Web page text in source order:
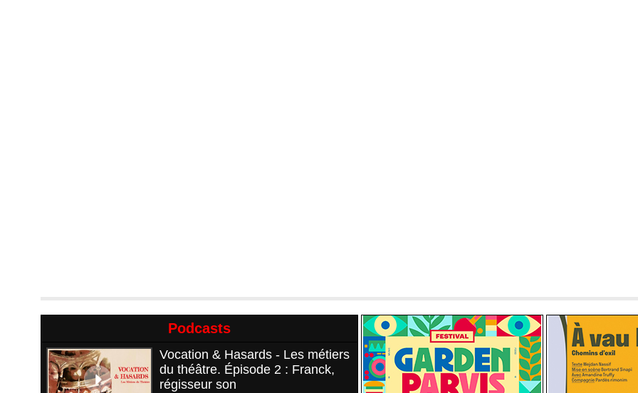
Podcasts
Vocation & Hasards - Les métiers
du théâtre. Épisode 2 : Franck,
régisseur son